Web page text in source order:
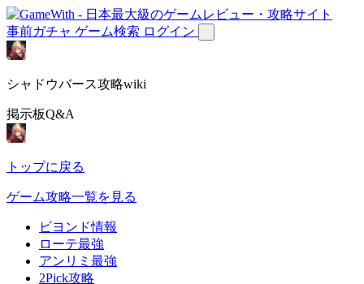
事前ガチャ ゲーム検索 ログイン
シャドウバース攻略wiki
掲示板Q&A
トップに戻る
ゲーム攻略一覧を見る
ビヨンド情報
ローテ最強
アンリミ最強
2Pick攻略